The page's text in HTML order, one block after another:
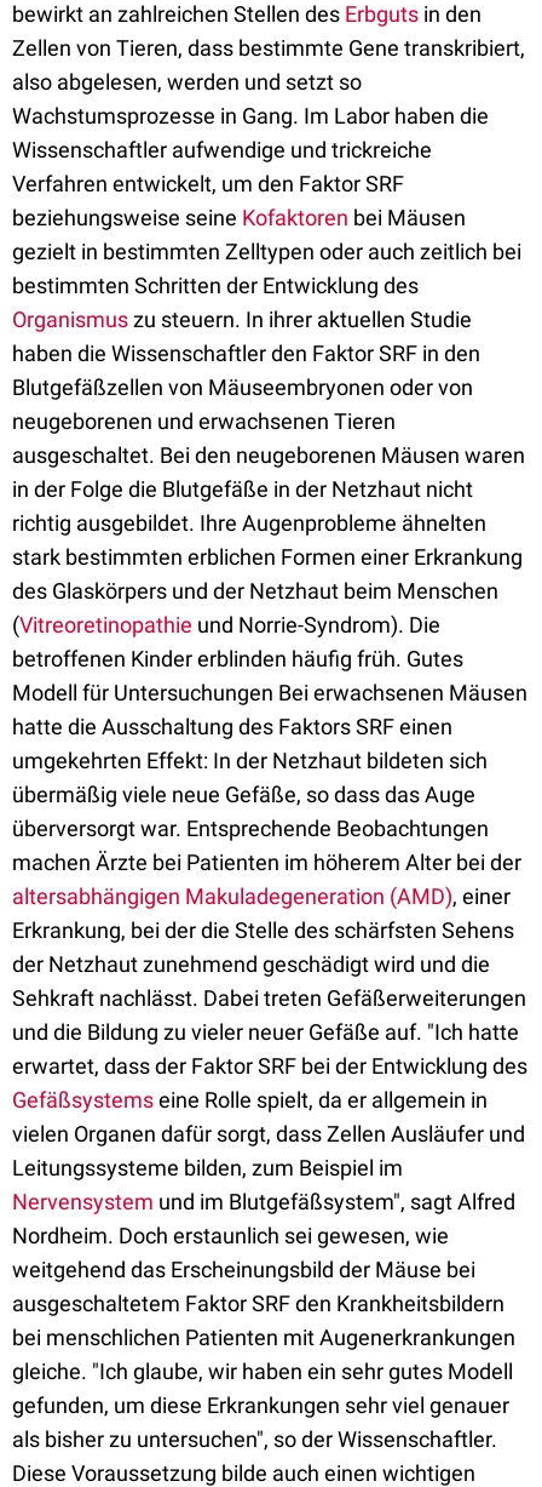
bewirkt an zahlreichen Stellen des Erbguts in den
Zellen von Tieren, dass bestimmte Gene transkribiert,
also abgelesen, werden und setzt so
Wachstumsprozesse in Gang. Im Labor haben die
Wissenschaftler aufwendige und trickreiche
Verfahren entwickelt, um den Faktor SRF
beziehungsweise seine Kofaktoren bei Mäusen
gezielt in bestimmten Zelltypen oder auch zeitlich bei
bestimmten Schritten der Entwicklung des
Organismuszu steuern. In ihrer aktuellen Studie
haben die Wissenschaftler den Faktor SRF in den
Blutgefäßzellen von Mäuseembryonen oder von
neugeborenen und erwachsenen Tieren
ausgeschaltet. Bei den neugeborenen Mäusen waren
in der Folge die Blutgefäße in der Netzhaut nicht
richtig ausgebildet. Ihre Augenprobleme ähnelten
stark bestimmten erblichen Formen einer Erkrankung
des Glaskörpers und der Netzhaut beim Menschen
(Vitreoretinopathie und Norrie-Syndrom). Die
betroffenen Kinder erblinden häufig früh. Gutes
Modell für Untersuchungen Bei erwachsenen Mäusen
hatte die Ausschaltung des Faktors SRF einen
umgekehrten Effekt: In der Netzhaut bildeten sich
übermäßig viele neue Gefäße, so dass das Auge
überversorgt war. Entsprechende Beobachtungen
machen Ärzte bei Patienten im höherem Alter bei der
altersabhängigen Makuladegeneration (AMD), einer
Erkrankung, bei der die Stelle des schärfsten Sehens
der Netzhaut zunehmend geschädigt wird und die
Sehkraft nachlässt. Dabei treten Gefäßerweiterungen
und die Bildung zu vieler neuer Gefäße auf. "Ich hatte
erwartet, dass der Faktor SRF bei der Entwicklung des
Gefäßsystemseine Rolle spielt, da er allgemein in
vielen Organen dafür sorgt, dass Zellen Ausläufer und
Leitungssysteme bilden, zum Beispiel im
Nervensystem und im Blutgefäßsystem", sagt Alfred
Nordheim. Doch erstaunlich sei gewesen, wie
weitgehend das Erscheinungsbild der Mäuse bei
ausgeschaltetem Faktor SRF den Krankheitsbildern
bei menschlichen Patienten mit Augenerkrankungen
gleiche. "Ich glaube, wir haben ein sehr gutes Modell
gefunden, um diese Erkrankungen sehr viel genauer
als bisher zu untersuchen", so der Wissenschaftler.
Diese Voraussetzung bilde auch einen wichtigen